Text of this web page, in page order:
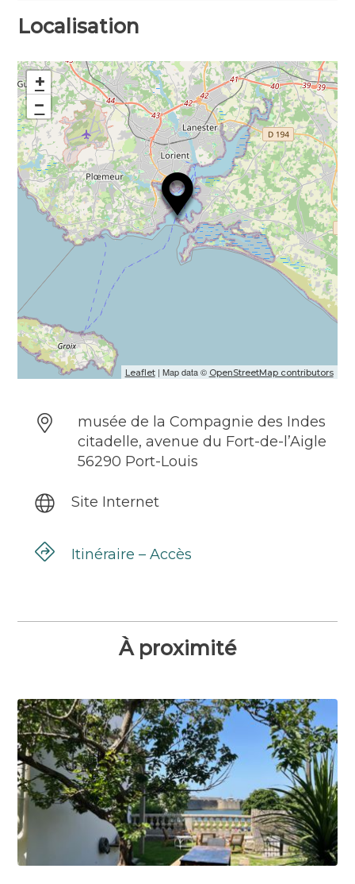
Localisation
+
−
Leaflet| Map data © OpenStreetMap contributors
musée de la Compagnie des Indes
citadelle, avenue du Fort-de-l’Aigle
56290 Port-Louis
Site Internet
Itinéraire – Accès
À proximité